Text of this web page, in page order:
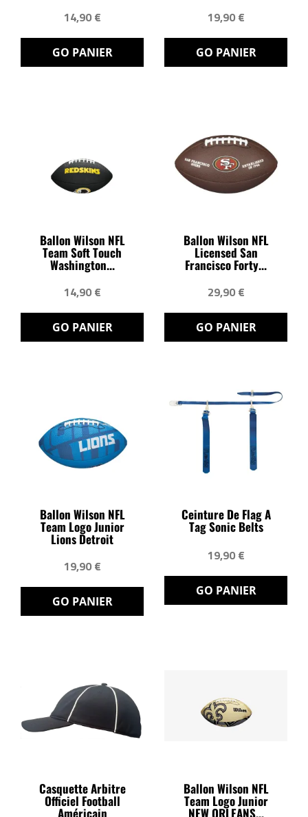
14,90 €
GO PANIER
19,90 €
GO PANIER
Ballon Wilson NFL
Team Soft Touch
Washington...
14,90 €
GO PANIER
Ballon Wilson NFL
Licensed San
Francisco Forty...
29,90 €
GO PANIER
Ballon Wilson NFL
Team Logo Junior
Lions Detroit
19,90 €
GO PANIER
Ceinture De Flag A
Tag Sonic Belts
19,90 €
GO PANIER
Casquette Arbitre
Officiel Football
Américain
Ballon Wilson NFL
Team Logo Junior
NEW ORLEANS...